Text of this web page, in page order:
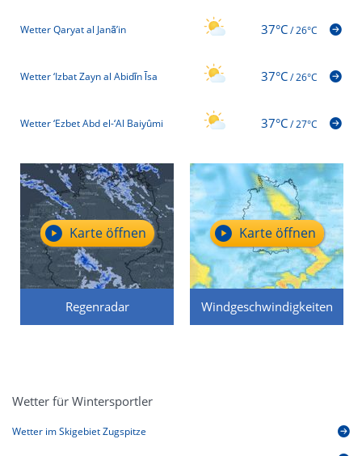
Wetter Qaryat al Janā’in 37°C/26°C
Wetter ‘Izbat Zayn al Abidīn Īsa 37°C/26°C
Wetter ‘Ezbet Abd el-‘Al Baiyûmi 37°C/27°C
Regenradar
Karte öffnen
Windgeschwindigkeiten
Karte öffnen
Wetter für Wintersportler
Wetter im Skigebiet Zugspitze